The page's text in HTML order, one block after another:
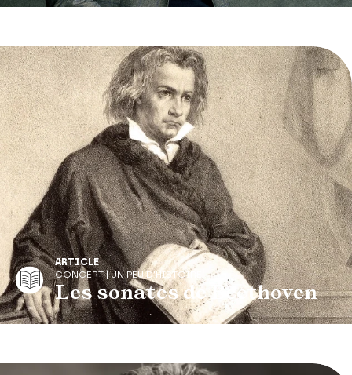
ARTICLE
CONCERT | UN PEU D'HISTOIRE
Les sonates de Beethoven